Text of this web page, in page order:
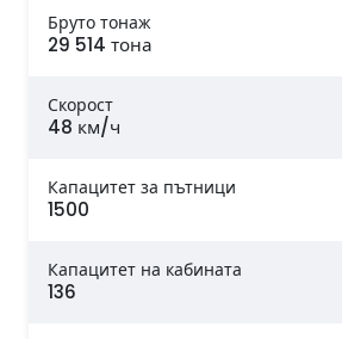
Бруто тонаж
29 514 тона
Скорост
48 км/ч
Капацитет за пътници
1500
Капацитет на кабината
136